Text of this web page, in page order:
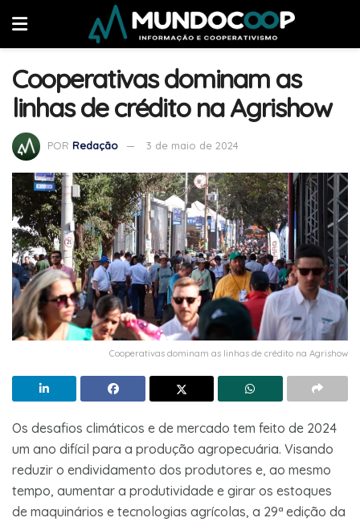
Cooperativas dominam as
linhas de crédito na Agrishow
POR Redação 3 de maio de 2024
Cooperativas dominam as linhas de crédito na Agrishow
Os desafios climáticos e de mercado tem feito de 2024
um ano difícil para a produção agropecuária. Visando
reduzir o endividamento dos produtores e, ao mesmo
tempo, aumentar a produtividade e girar os estoques
de maquinários e tecnologias agrícolas, a 29ª edição da